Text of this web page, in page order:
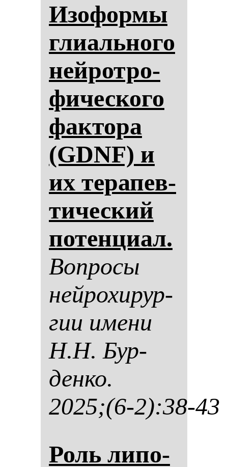
Изо­фор­мы
гли­аль­но­го
ней­рот­ро­
фи­чес­ко­го
фак­то­ра
(GDNF) и
их те­ра­пев­
ти­чес­кий
по­тен­ци­ал.
Воп­ро­сы
ней­ро­хи­рур­
гии име­ни
Н.Н. Бур­
ден­ко.
2025;(6-2):38-43
Роль ли­по­